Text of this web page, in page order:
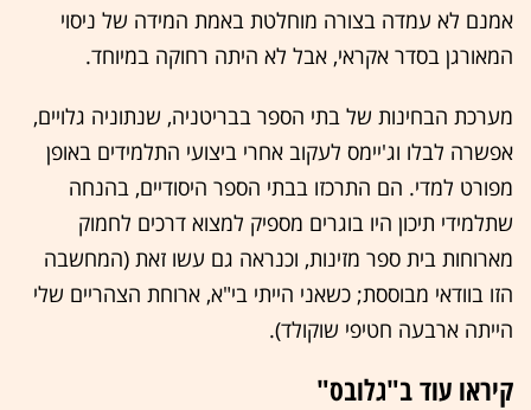
אמנם לא עמדה בצורה מוחלטת באמת המידה של ניסוי
המאורגן בסדר אקראי, אבל לא היתה רחוקה במיוחד.
מערכת הבחינות של בתי הספר בבריטניה, שנתוניה גלויים,
אפשרה לבלו וג'יימס לעקוב אחרי ביצועי התלמידים באופן
מפורט למדי. הם התרכזו בבתי הספר היסודיים, בהנחה
שתלמידי תיכון היו בוגרים מספיק למצוא דרכים לחמוק
מארוחות בית ספר מזינות, וכנראה גם עשו זאת (המחשבה
הזו בוודאי מבוססת; כשאני הייתי בי"א, ארוחת הצהריים שלי
הייתה ארבעה חטיפי שוקולד).
קיראו עוד ב"גלובס"